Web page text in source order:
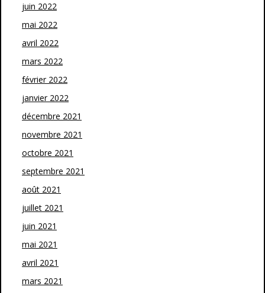
juin 2022
mai 2022
avril 2022
mars 2022
février 2022
janvier 2022
décembre 2021
novembre 2021
octobre 2021
septembre 2021
août 2021
juillet 2021
juin 2021
mai 2021
avril 2021
mars 2021